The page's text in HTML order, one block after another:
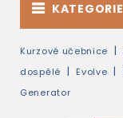
KATEGORIE
Kurzové učebnice
dospělé
Evolve
Generator